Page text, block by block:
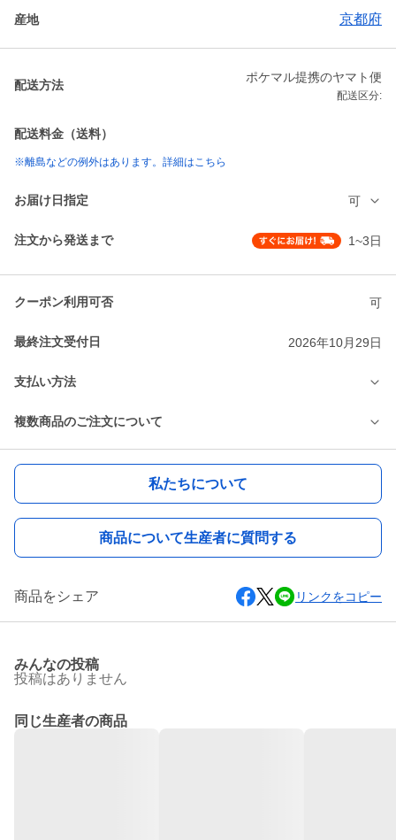
産地 京都府
配送方法
ポケマル提携のヤマト便
配送区分:
配送料金（送料）
※離島などの例外はあります。詳細はこちら
お届け日指定 可
注文から発送まで 1~3日
クーポン利用可否 可
最終注文受付日 2026年10月29日
支払い方法
複数商品のご注文について
私たちについて
商品について生産者に質問する
商品をシェア リンクをコピー
みんなの投稿
投稿はありません
同じ生産者の商品